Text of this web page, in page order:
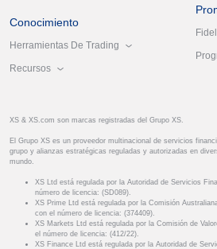
Conocimiento
Herramientas De Trading
Recursos
XS & XS.com son marcas registradas del Grupo XS.
El Grupo XS es un proveedor multinacional de servicios
grupo y alianzas estratégicas reguladas y autorizadas en
mundo.
XS Ltd está regulada por la Autoridad de Servicios
número de licencia: (SD089).
XS Prime Ltd está regulada por la Comisión
con el número de licencia: (374409).
XS Markets Ltd está regulada por la Comisión de
el número de licencia: (412/22).
XS Finance Ltd está regulada por la Autoridad de